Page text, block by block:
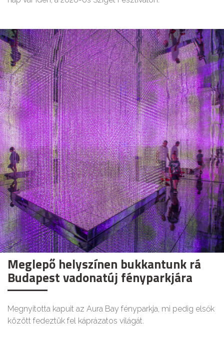
Meglepő helyszínen bukkantunk rá
Budapest vadonatúj fényparkjára
Megnyitotta kapuit az Aura Bay fényparkja, mi pedig elsők
között fedeztük fel káprázatos világát.